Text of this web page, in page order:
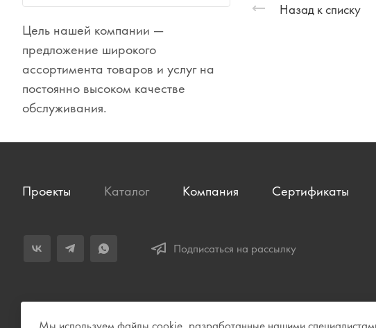
Назад к списку
Сувениры
Одежда
Цель нашей компании —
предложение широкого
ассортимента товаров и услуг на
постоянно высоком качестве
обслуживания.
Проекты Каталог Компания Сертификаты
Подписаться на рассылку